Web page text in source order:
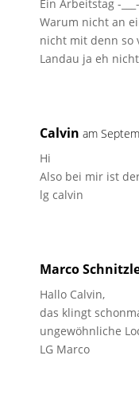
Ein Arbeitstag -___-
Warum nicht an
nicht mit denn so
Landau ja eh
Calvin am
Hi
Also bei mir ist
lg calvin
Marco
Hallo Calvin,
das klingt
ungewöhnliche
LG Marco